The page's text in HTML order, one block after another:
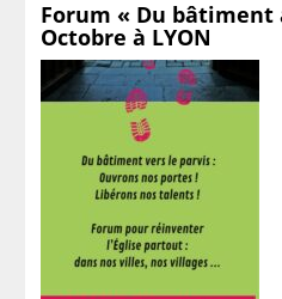
Forum « Du bâtiment
Octobre à LYON